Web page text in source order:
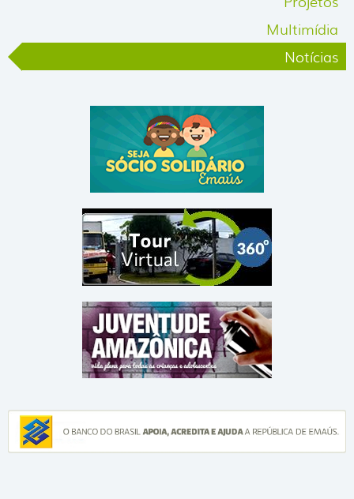
Multimídia
Notícias